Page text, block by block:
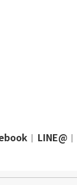
｜ LINE@ ｜